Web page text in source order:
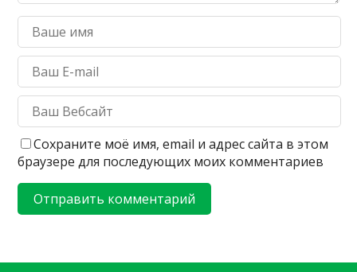
Сохраните моё имя, email и адрес сайта в этом
браузере для последующих моих комментариев